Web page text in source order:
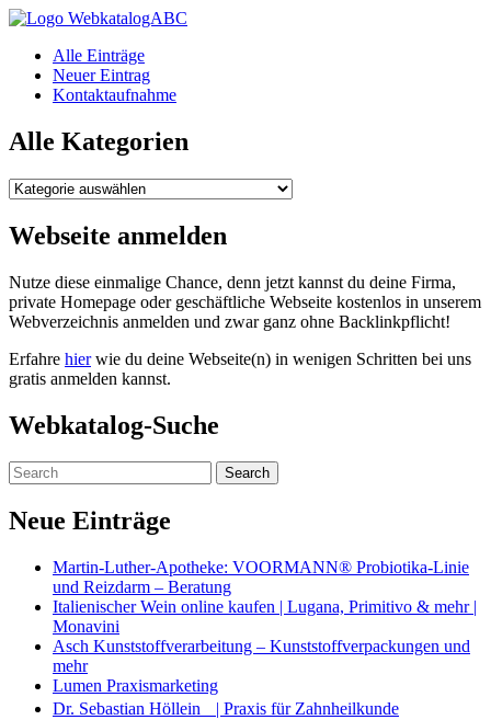
WebkatalogABC
Alle Einträge
Neuer Eintrag
Kontaktaufnahme
Alle Kategorien
Alle
Webseite anmelden
Nutze diese einmalige Chance, denn jetzt kannst du deine Firma,
private Homepage oder geschäftliche Webseite kostenlos in unserem
Webverzeichnis anmelden und zwar ganz ohne Backlinkpflicht!
Erfahre hierwie du deine Webseite(n) in wenigen Schritten bei uns
gratis anmelden kannst.
Webkatalog-Suche
Neue Einträge
Martin-Luther-Apotheke: VOORMANN® Probiotika-Linie
und Reizdarm – Beratung
Italienischer Wein online kaufen | Lugana, Primitivo & mehr |
Monavini
Asch Kunststoffverarbeitung – Kunststoffverpackungen und
mehr
Lumen Praxismarketing
Dr. Sebastian Höllein | Praxis für Zahnheilkunde